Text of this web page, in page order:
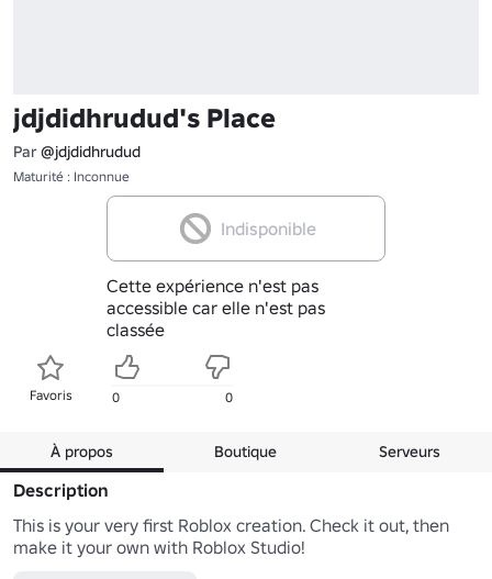
jdjdidhrudud's Place
Par @jdjdidhrudud
Maturité : Inconnue
Indisponible
Cette expérience n'est pas
accessible car elle n'est pas
classée
Favoris 0 0
À propos Boutique Serveurs
Description
This is your very first Roblox creation. Check it out, then
make it your own with Roblox Studio!